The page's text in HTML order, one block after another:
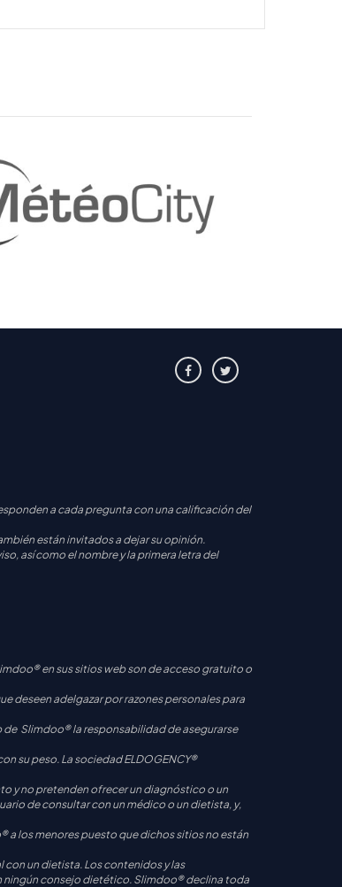
a cada pregunta con una calificación del
están invitados a dejar su opinión.
así como el nombre y la primera letra del
en sus sitios web son de acceso gratuito o
deseen adelgazar por razones personales para
de Slimdoo® la responsabilidad de asegurarse
su peso. La sociedad ELDOGENCY®
y no pretenden ofrecer un diagnóstico o un
de consultar con un médico o un dietista, y,
a los menores puesto que dichos sitios no están
un dietista. Los contenidos y las
ningún consejo dietético. Slimdoo® declina toda